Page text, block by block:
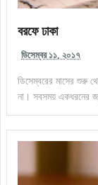
বরফে ঢাকা
ডিসেম্বর ১১, ২০১৭
ডিসেম্বরের মাসের শুরু
না। সবসময় একধরনের